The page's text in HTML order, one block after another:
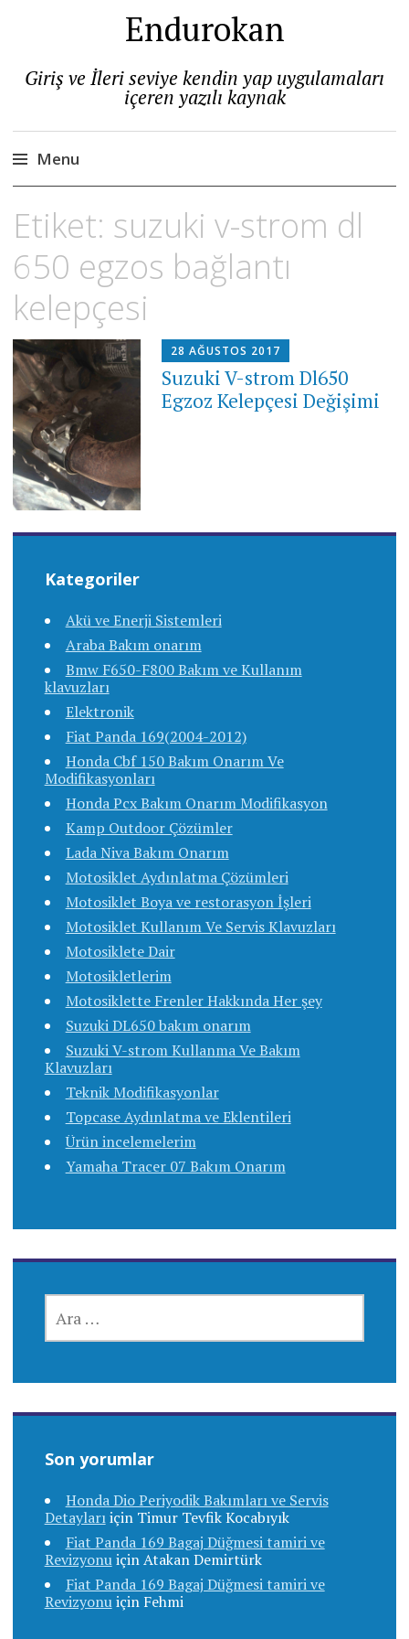
Endurokan
Giriş ve İleri seviye kendin yap uygulamaları
içeren yazılı kaynak
Menu
to
Etiket: suzuki v-strom dl
650 egzos bağlantı
kelepçesi
28 AĞUSTOS 2017
Suzuki V-strom Dl650
Egzoz Kelepçesi Değişimi
Kategoriler
Akü ve Enerji Sistemleri
Araba Bakım onarım
Bmw F650-F800 Bakım ve Kullanım
klavuzları
Elektronik
Fiat Panda 169(2004-2012)
Honda Cbf 150 Bakım Onarım Ve
Modifikasyonları
Honda Pcx Bakım Onarım Modifikasyon
Kamp Outdoor Çözümler
Lada Niva Bakım Onarım
Motosiklet Aydınlatma Çözümleri
Motosiklet Boya ve restorasyon İşleri
Motosiklet Kullanım Ve Servis Klavuzları
Motosiklete Dair
Motosikletlerim
Motosiklette Frenler Hakkında Her şey
Suzuki DL650 bakım onarım
Suzuki V-strom Kullanma Ve Bakım
Klavuzları
Teknik Modifikasyonlar
Topcase Aydınlatma ve Eklentileri
Ürün incelemelerim
Yamaha Tracer 07 Bakım Onarım
Son yorumlar
Honda Dio Periyodik Bakımları ve Servis
Detaylarıiçin Timur Tevfik Kocabıyık
Fiat Panda 169 Bagaj Düğmesi tamiri ve
RevizyonuiçinAtakan Demirtürk
Fiat Panda 169 Bagaj Düğmesi tamiri ve
Revizyonuiçin Fehmi